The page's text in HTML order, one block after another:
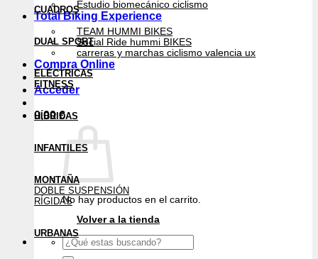
Estudio biomecánico ciclismo
Total Biking Experience
TEAM HUMMI BIKES
Social Ride hummi BIKES
carreras y marchas ciclismo valencia ux
Compra Online
Acceder
0,00€
No hay productos en el carrito.
Volver a la tienda
Buscar
por:
CUADROS
DUAL SPORT
ELÉCTRICAS
FITNESS
HÍBRIDAS
INFANTILES
MONTAÑA
DOBLE SUSPENSIÓN
RÍGIDAS
URBANAS